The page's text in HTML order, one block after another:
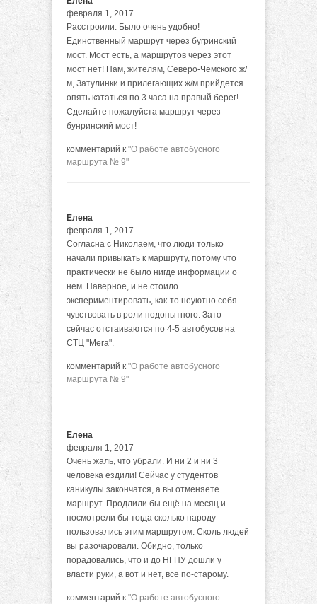
февраля 1, 2017
Расстроили. Было очень удобно!
Единственный маршрут через бугринский
мост. Мост есть, а маршрутов через этот
мост нет! Нам, жителям, Северо-Чемского ж/
м, Затулинки и прилегающих ж/м прийдется
опять кататься по 3 часа на правый берег!
Сделайте пожалуйста маршрут через
бунринский мост!
комментарий к "О работе автобусного
маршрута № 9"
Елена
февраля 1, 2017
Согласна с Николаем, что люди только
начали привыкать к маршруту, потому что
практически не было нигде информации о
нем. Наверное, и не стоило
экспериментировать, как-то неуютно себя
чувствовать в роли подопытного. Зато
сейчас отстаиваются по 4-5 автобусов на
СТЦ "Мега".
комментарий к "О работе автобусного
маршрута № 9"
Елена
февраля 1, 2017
Очень жаль, что убрали. И ни 2 и ни 3
человека ездили! Сейчас у студентов
каникулы закончатся, а вы отменяете
маршрут. Продлили бы ещё на месяц и
посмотрели бы тогда сколько народу
пользовались этим маршрутом. Сколь людей
вы разочаровали. Обидно, только
порадовались, что и до НГПУ дошли у
власти руки, а вот и нет, все по-старому.
комментарий к "О работе автобусного